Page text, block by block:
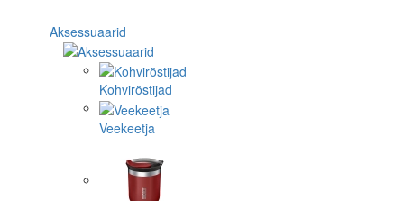
Aksessuaarid
Kohviröstijad
Veekeetja